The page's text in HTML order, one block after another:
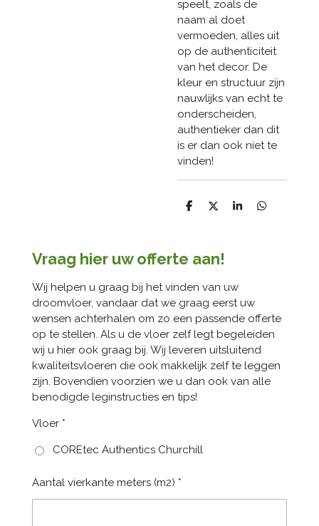
speelt, zoals de
naam al doet
vermoeden, alles uit
op de authenticiteit
van het decor. De
kleur en structuur zijn
nauwlijks van echt te
onderscheiden,
authentieker dan dit
is er dan ook niet te
vinden!
D
D
S
D
Vraag hier uw offerte aan!
Wij helpen u graag bij het vinden van uw
droomvloer, vandaar dat we graag eerst uw
wensen achterhalen om zo een passende offerte
op te stellen. Als u de vloer zelf legt begeleiden
wij u hier ook graag bij. Wij leveren uitsluitend
kwaliteitsvloeren die ook makkelijk zelf te leggen
zijn. Bovendien voorzien we u dan ook van alle
benodigde leginstructies en tips!
Vloer *
COREtec Authentics Churchill
Aantal vierkante meters (m2) *